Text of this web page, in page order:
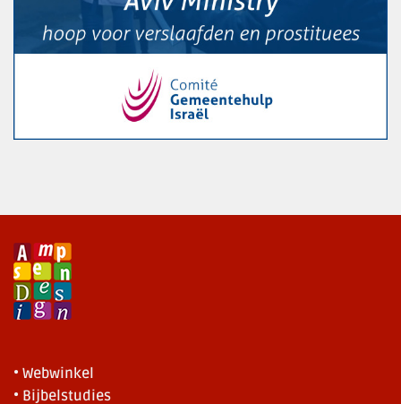
• Webwinkel
• Bijbelstudies